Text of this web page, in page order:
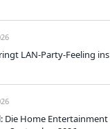
LAN-Party-Feeling ins
Die Home Entertainment